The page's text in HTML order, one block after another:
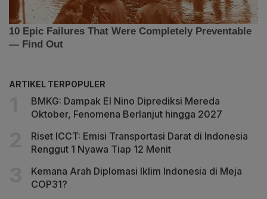
ARTIKEL TERPOPULER
BMKG: Dampak El Nino Diprediksi Mereda
Oktober, Fenomena Berlanjut hingga 2027
Riset ICCT: Emisi Transportasi Darat di Indonesia
Renggut 1 Nyawa Tiap 12 Menit
Kemana Arah Diplomasi Iklim Indonesia di Meja
COP31?